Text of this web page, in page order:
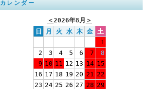
カレンダー
＜2026年8月 ＞
日
月 火 水 木 金 土
1
2
3 4 5 6 7
8
9 10 11 12 13 14 15
16 17 18 19 20 21 22
23 24 25 26 27 28 29